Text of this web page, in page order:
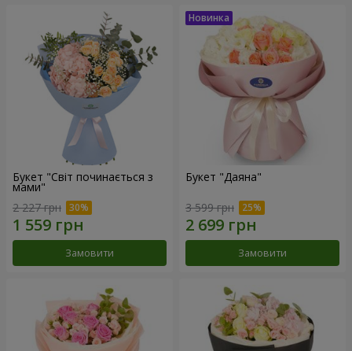
Букет "Світ починається з
мами"
2 227 грн
Замовити
Букет "Даяна"
3 599 грн
Замовити